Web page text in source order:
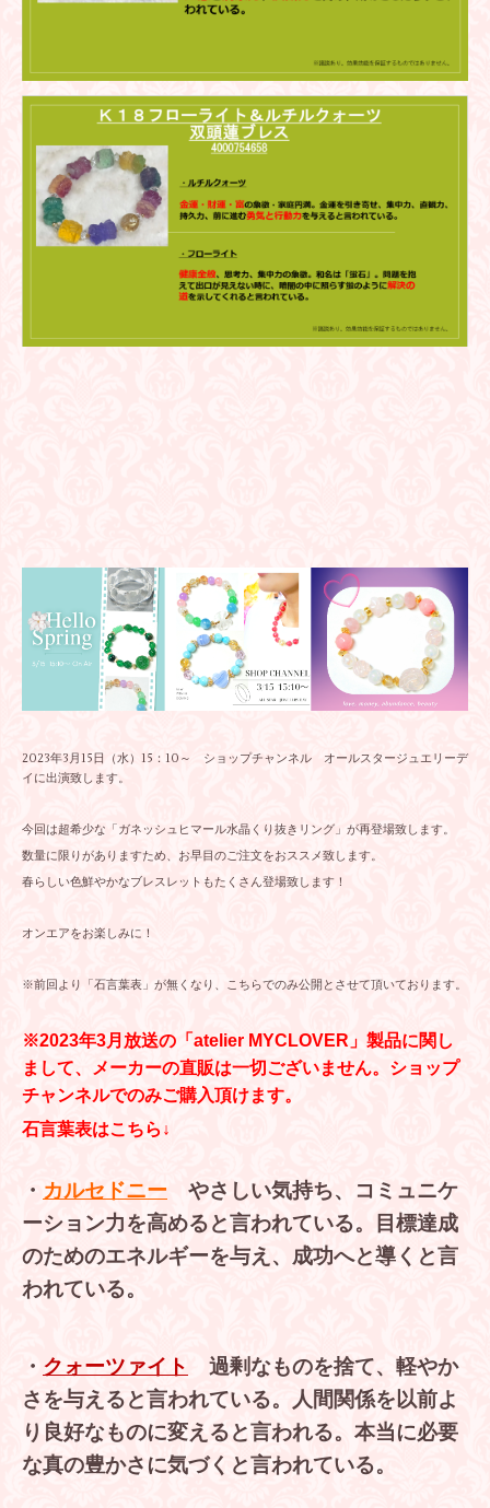
2023年3月15日（水）15：10～ ショップチャンネル オールスタージュエリーデ
イに出演致します。
今回は超希少な「ガネッシュヒマール水晶くり抜きリング」が再登場致します。
数量に限りがありますため、お早目のご注文をおススメ致します。
春らしい色鮮やかなブレスレットもたくさん登場致します！
オンエアをお楽しみに！
※前回より「石言葉表」が無くなり、こちらでのみ公開とさせて頂いております。
※2023年3月放送の「atelier MYCLOVER」製品に関し
まして、メーカーの直販は一切ございません。ショップ
チャンネルでのみご購入頂けます。
石言葉表はこちら↓
・ カルセドニー
やさしい気持ち、コミュニケ
ーション力を高めると言われている。目標達成
のためのエネルギーを与え、成功へと導くと言
われている。
・ クォーツァイト
過剰なものを捨て、軽やか
さを与えると言われている。人間関係を以前よ
り良好なものに変えると言われる。本当に必要
な真の豊かさに気づくと言われている。